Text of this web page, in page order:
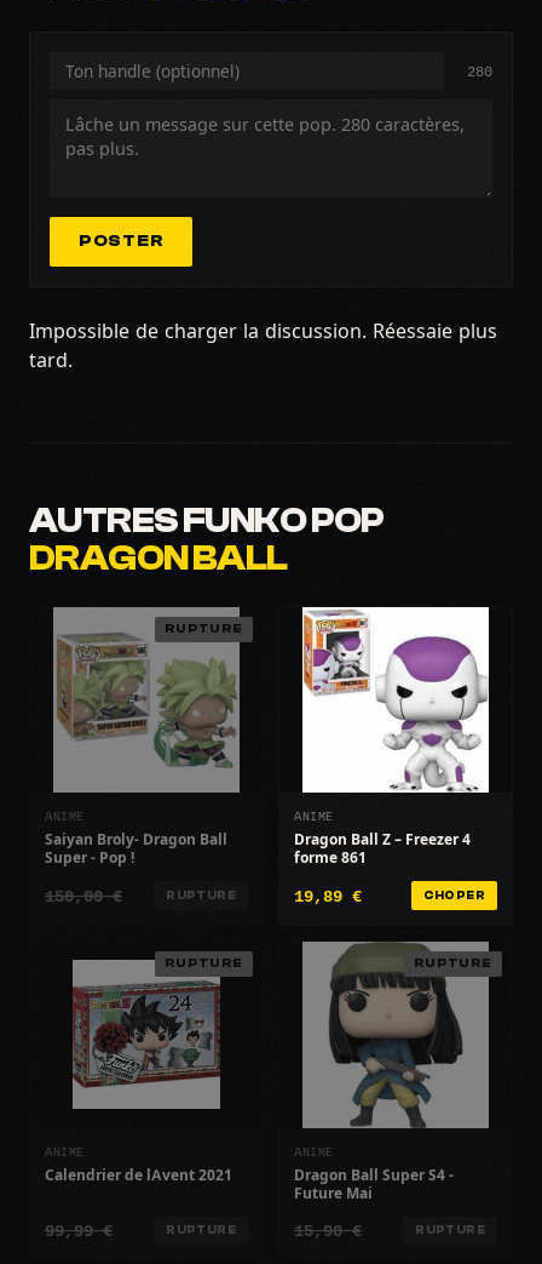
280
POSTER
Impossible de charger la discussion. Réessaie plus
tard.
AUTRES FUNKO POP
DRAGON BALL
RUPTURE
ANIME
Saiyan Broly- Dragon Ball
Super - Pop !
150,00 € RUPTURE
ANIME
Dragon Ball Z – Freezer 4
forme 861
19,89 € CHOPER
RUPTURE
ANIME
Calendrier de lAvent 2021
99,99 € RUPTURE
RUPTURE
ANIME
Dragon Ball Super S4 -
Future Mai
15,90 € RUPTURE